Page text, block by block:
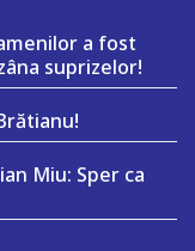
a fost
suprizelor!
Miu: Sper ca